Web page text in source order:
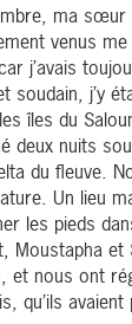
ma sœur
venus
j’avais
soudain, j’y
îles du
deux nuits
du fleuve.
Un lieu
les pieds
Moustapha
et nous ont
qu’ils